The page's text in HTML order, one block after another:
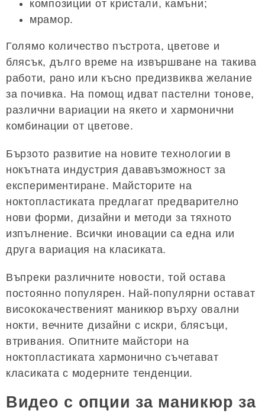
композиции от кристали, камъни;
мрамор.
Голямо количество пъстрота, цветове и
блясък, дълго време на извършване на такива
работи, рано или късно предизвиква желание
за почивка. На помощ идват пастелни тонове,
различни вариации на якето и хармонични
комбинации от цветове.
Бързото развитие на новите технологии в
нокътната индустрия дававъзможност за
експериментиране. Майсторите на
ноктопластиката предлагат предварително
нови форми, дизайни и методи за тяхното
изпълнение. Всички иновации са една или
друга вариация на класиката.
Въпреки различните новости, той остава
постоянно популярен. Най-популярни остават
висококачественият маникюр върху овални
нокти, вечните дизайни с искри, блясъци,
втривания. Опитните майстори на
ноктопластиката хармонично съчетават
класиката с модерните тенденции.
Видео с опции за маникюр за